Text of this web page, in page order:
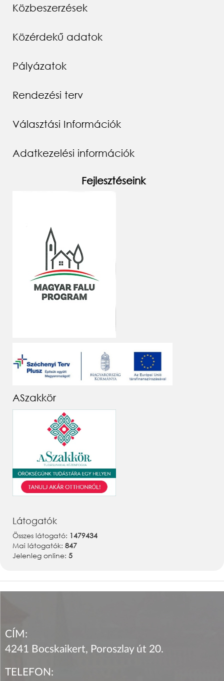
Közbeszerzések
Közérdekű adatok
Pályázatok
Rendezési terv
Választási Információk
Adatkezelési információk
Fejlesztéseink
ASzakkör
Látogatók
Összes látogató: 1479434
Mai látogatók: 847
Jelenleg online: 5
CÍM:
4241 Bocskaikert, Poroszlay út 20.
TELEFON: